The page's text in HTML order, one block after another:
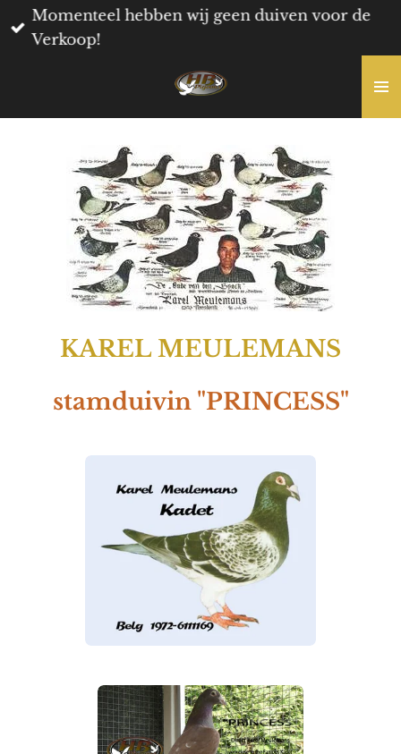
Ga
direct
hoofdinhoud
Momenteel hebben wij geen duiven voor de
Verkoop!
KAREL MEULEMANS
stamduivin "PRINCESS"